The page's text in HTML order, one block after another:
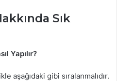
Sık
Yapılır?
aşağıdaki gibi sıralanmalıdır.